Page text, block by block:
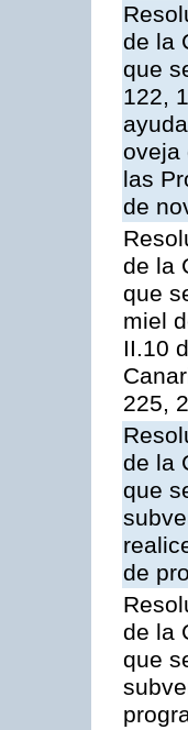
de la
que
122,
oveja
las
de
de la
que
miel
II.10
225,
de la
que
de
de la
que